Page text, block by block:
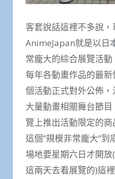
客套說話這裡不多說，
AnimeJapan就是以日
常龐大的綜合展覽活動
每年各動畫作品的最
個活動正式對外公佈
大量動畫相關舞台節
覽上推出活動限定的商
這個”規模非常龐大”
場地要星期六日才開
這兩天去看展覽的)這